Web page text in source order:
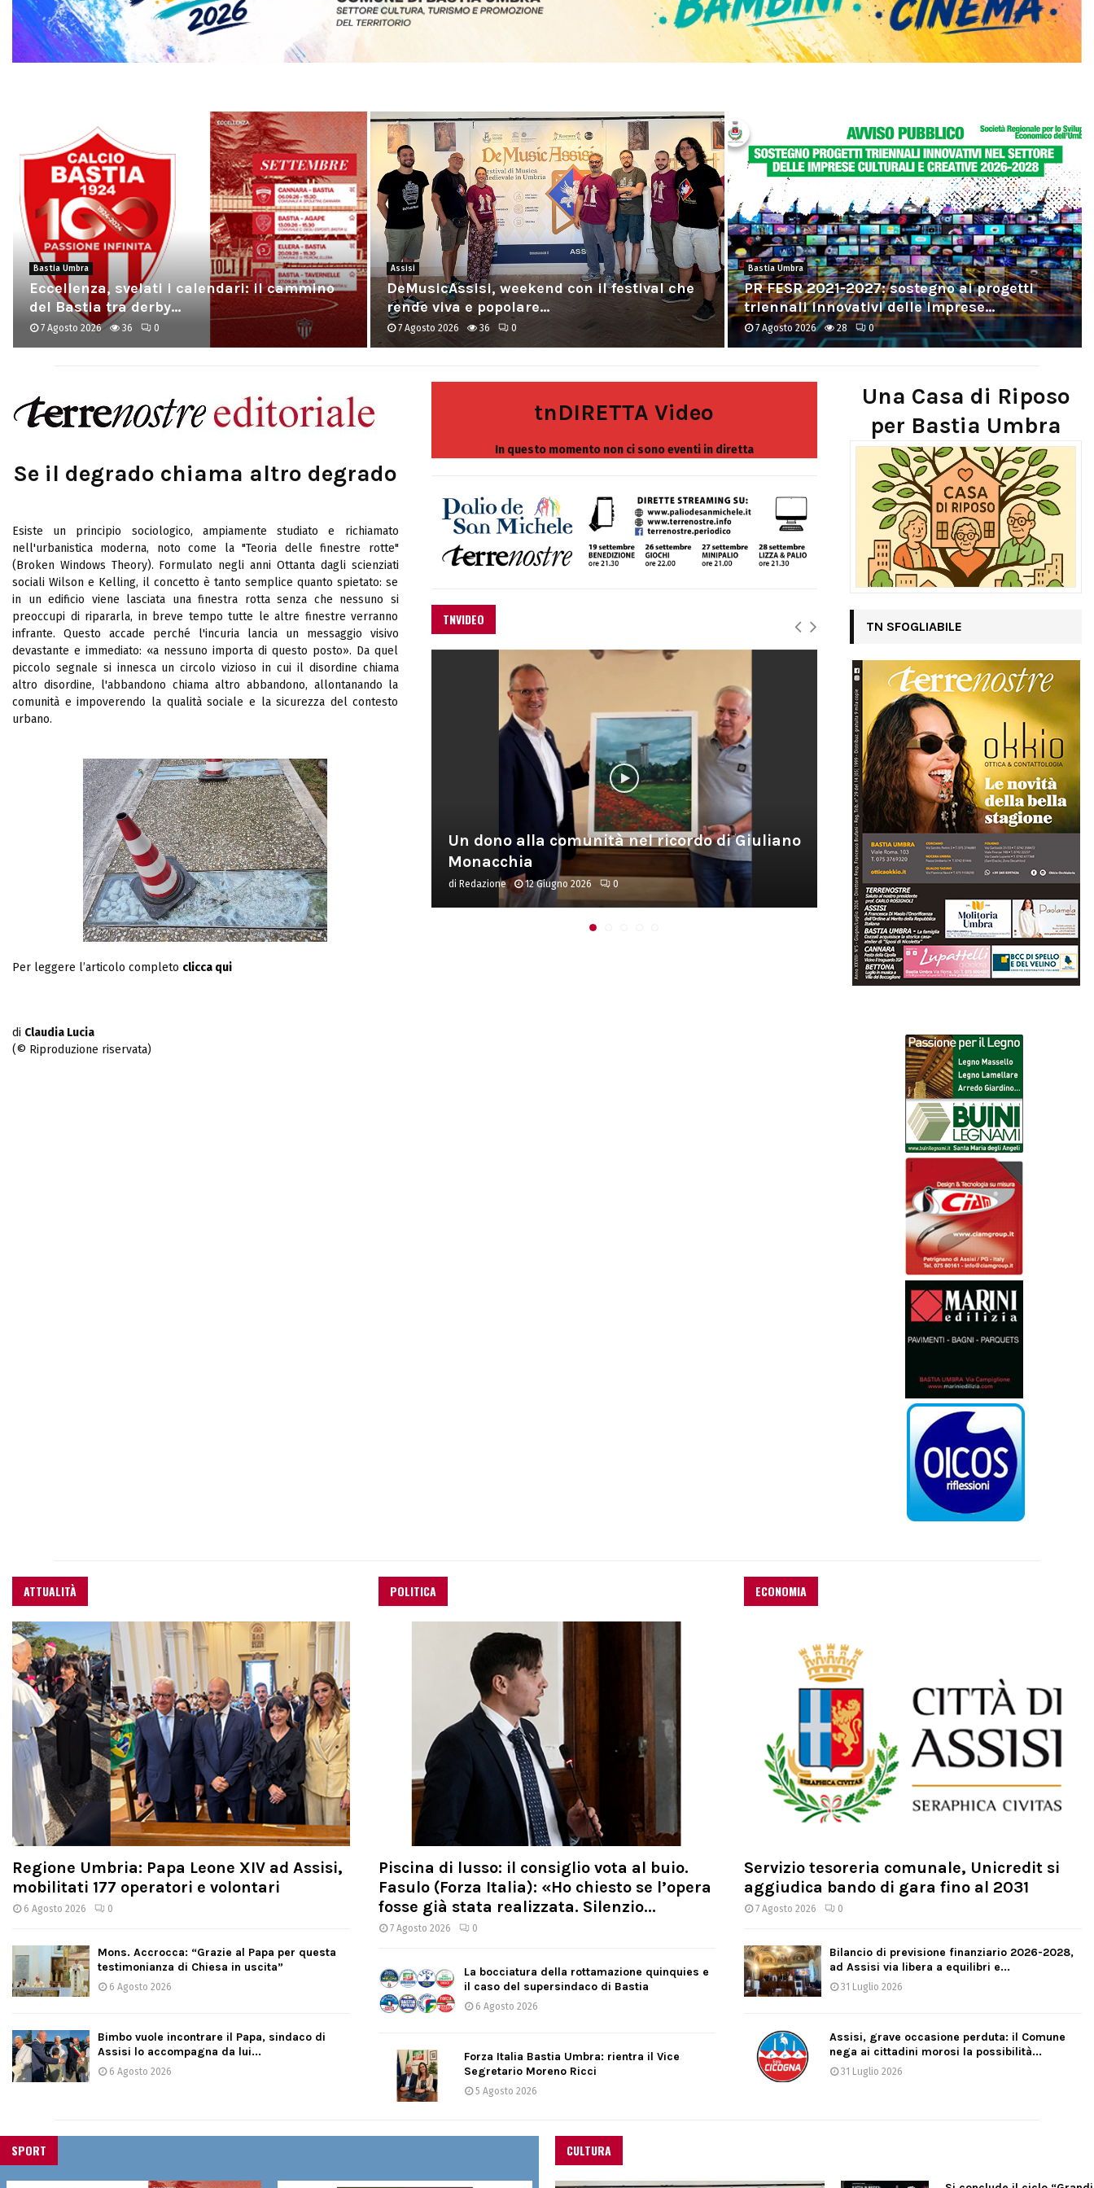
Assisi
DeMusicAssisi, weekend con il festival che
rende viva e popolare...
7 Agosto 2026 36 0
Bastia Umbra
PR FESR 2021-2027: sostegno ai progetti
triennali innovativi delle imprese...
7 Agosto 2026 28 0
Assisi
Piscina di lusso: il consiglio vota al buio.
Fasulo (Forza...
7 Agosto 2026 467 0
Se il degrado chiama altro degrado
Esiste un principio sociologico, ampiamente studiato e richiamato
nell'urbanistica moderna, noto come la "Teoria delle finestre rotte"
(Broken Windows Theory). Formulato negli anni Ottanta dagli scienziati
sociali Wilson e Kelling, il concetto è tanto semplice quanto spietato: se
in un edificio viene lasciata una finestra rotta senza che nessuno si
preoccupi di ripararla, in breve tempo tutte le altre finestre verranno
infrante. Questo accade perché l'incuria lancia un messaggio visivo
devastante e immediato: «a nessuno importa di questo posto». Da quel
piccolo segnale si innesca un circolo vizioso in cui il disordine chiama
altro disordine, l'abbandono chiama altro abbandono, allontanando la
comunità e impoverendo la qualità sociale e la sicurezza del contesto
urbano.
Per leggere l’articolo completo clicca qui
di Claudia Lucia
(© Riproduzione riservata)
tnDIRETTA Video
In questo momento non ci sono eventi in diretta
TNVIDEO
28/09/2025 – Lizza ed assegnazione Palio
2025 – 63^ Ed. Palio de...
Redazione 24 Ottobre 2025 0
Un dono alla comunità nel ricordo di Giuliano
Monacchia
di Redazione 12 Giugno 2026 0
“Un Nuovo Impulso”. Energie ed
per il Quartiere Fieristico
Redazione 27 Gennaio 2026 0
Una Casa di Riposo
per Bastia Umbra
TN SFOGLIABILE
ATTUALITÀ
Regione Umbria: Papa Leone XIV ad Assisi,
mobilitati 177 operatori e volontari
6 Agosto 2026 0
Mons. Accrocca: “Grazie al Papa per questa
testimonianza di Chiesa in uscita”
6 Agosto 2026
Bimbo vuole incontrare il Papa, sindaco di
Assisi lo accompagna da lui...
6 Agosto 2026
POLITICA
Piscina di lusso: il consiglio vota al buio.
Fasulo (Forza Italia): «Ho chiesto se l’opera
fosse già stata realizzata. Silenzio...
7 Agosto 2026 0
La bocciatura della rottamazione quinquies e
il caso del supersindaco di Bastia
6 Agosto 2026
Forza Italia Bastia Umbra: rientra il Vice
Segretario Moreno Ricci
5 Agosto 2026
ECONOMIA
Servizio tesoreria comunale, Unicredit si
aggiudica bando di gara fino al 2031
7 Agosto 2026 0
Bilancio di previsione finanziario 2026-2028,
ad Assisi via libera a equilibri e...
31 Luglio 2026
Assisi, grave occasione perduta: il Comune
nega ai cittadini morosi la possibilità...
31 Luglio 2026
SPORT CULTURA